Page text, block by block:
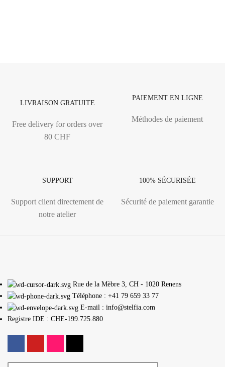
LIVRAISON GRATUITE
Free delivery for orders over
80 CHF
PAIEMENT EN LIGNE
Méthodes de paiement
SUPPORT
Support client directement de
notre atelier
100% SÉCURISÉE
Sécurité de paiement garantie
Rue de la Mèbre 3, CH - 1020 Renens
Téléphone : +41 79 659 33 77
E-mail : info@stelfia.com
Registre IDE : CHE-199.725.880